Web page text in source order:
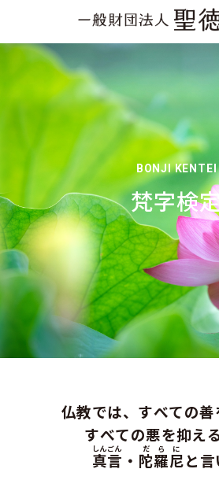
BONJI KENTEI
梵字検定
仏教では、すべての善
すべての悪を抑え
真言
しんごん
・ 陀羅尼
だらに
と